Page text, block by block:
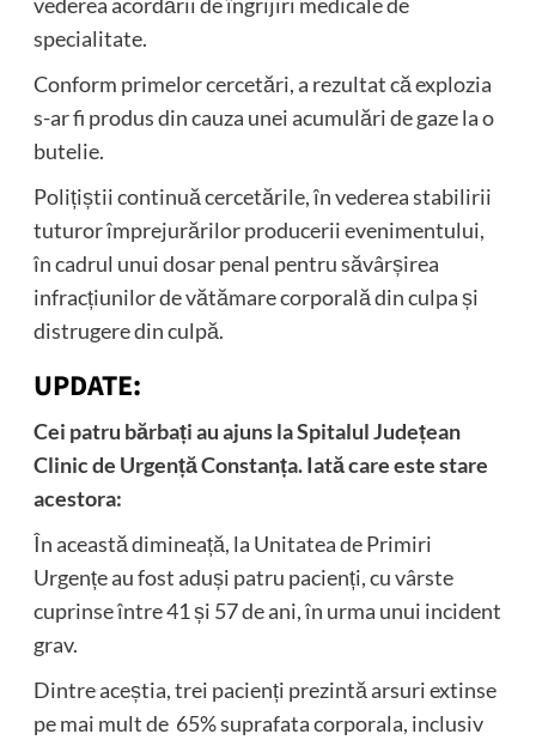
specialitate.
Conform primelor cercetări, a rezultat că explozia
s-ar fi produs din cauza unei acumulări de gaze la o
butelie.
Polițiștii continuă cercetările, în vederea stabilirii
tuturor împrejurărilor producerii evenimentului,
în cadrul unui dosar penal pentru săvârșirea
infracțiunilor de vătămare corporală din culpa și
distrugere din culpă.
UPDATE:
Cei patru bărbați au ajuns la Spitalul Județean
Clinic de Urgență Constanța. Iată care este stare
acestora:
În această dimineață, la Unitatea de Primiri
Urgențe au fost aduși patru pacienți, cu vârste
cuprinse între 41 și 57 de ani, în urma unui incident
grav.
Dintre aceștia, trei pacienți prezintă arsuri extinse
pemai mult de 65% suprafata corporala, inclusiv